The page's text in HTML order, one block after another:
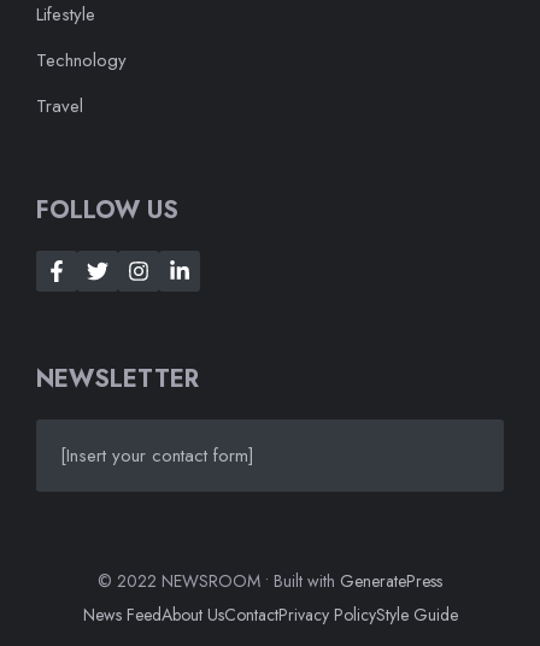
Lifestyle
Technology
Travel
FOLLOW US
NEWSLETTER
[Insert your contact form]
© 2022 NEWSROOM • Built with GeneratePress
News FeedAbout UsContactPrivacy PolicyStyle Guide